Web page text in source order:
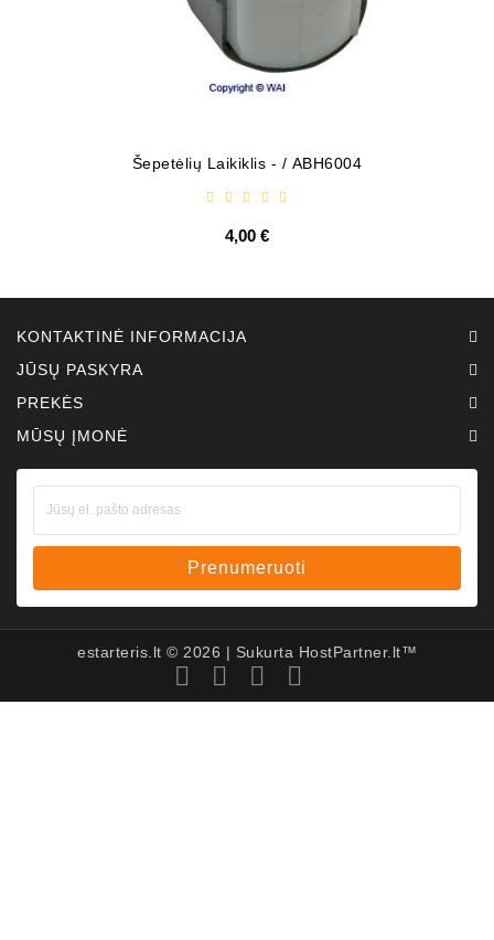
Šepetėlių Laikiklis - / ABH6004
4,00 €
KONTAKTINĖ INFORMACIJA
JŪSŲ PASKYRA
PREKĖS
MŪSŲ ĮMONĖ
Prenumeruoti
estarteris.lt © 2026 | Sukurta HostPartner.lt™